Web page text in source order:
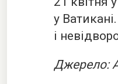
у
і
Джерело: